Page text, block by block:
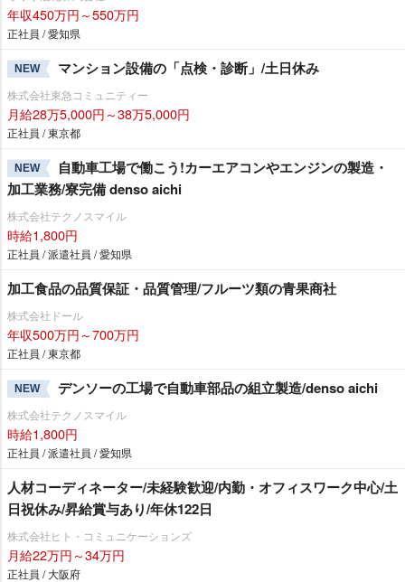
年収450万円～550万円
正社員 / 愛知県
NEW マンション設備の「点検・診断」/土日休み
株式会社東急コミュニティー
月給28万5,000円～38万5,000円
正社員 / 東京都
NEW
自動車工場で働こう!カーエアコンやエンジンの製造・
加工業務/寮完備 denso aichi
株式会社テクノスマイル
時給1,800円
正社員 / 派遣社員 / 愛知県
加工食品の品質保証・品質管理/フルーツ類の青果商社
株式会社ドール
年収500万円～700万円
正社員 / 東京都
NEW デンソーの工場で自動車部品の組立製造/denso aichi
株式会社テクノスマイル
時給1,800円
正社員 / 派遣社員 / 愛知県
人材コーディネーター/未経験歓迎/内勤・オフィスワーク中心/土
日祝休み/昇給賞与あり/年休122日
株式会社ヒト・コミュニケーションズ
月給22万円～34万円
正社員 / 大阪府